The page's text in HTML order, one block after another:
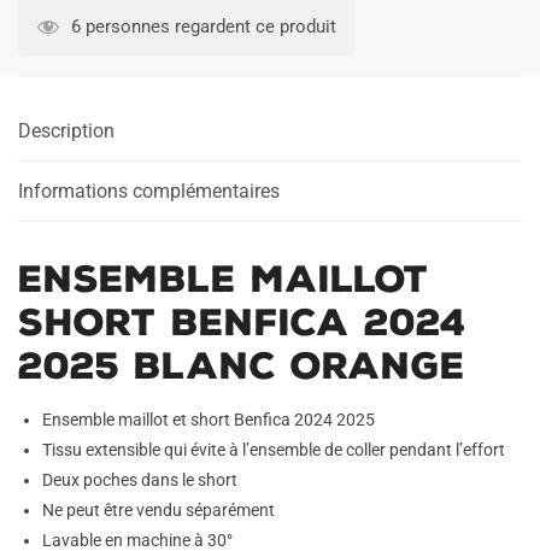
2025
Orange
6 personnes regardent ce produit
Description
Informations complémentaires
Ensemble Maillot
Short Benfica 2024
2025 Blanc Orange
Ensemble maillot et short Benfica 2024 2025
Tissu extensible qui évite à l’ensemble de coller pendant l’effort
Deux poches dans le short
Ne peut être vendu séparément
Lavable en machine à 30°